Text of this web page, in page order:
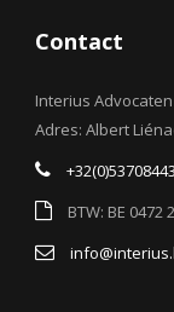
Contact
Interius Advocaten
Adres: Albert
+32(0)53708443
BTW: BE 0472